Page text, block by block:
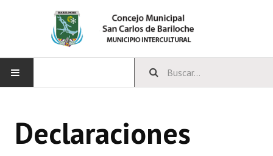
CONCEJO
Declaraciones